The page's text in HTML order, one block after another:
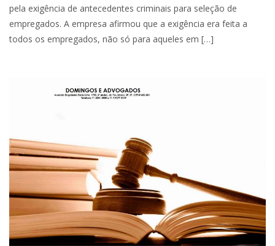
pela exigência de antecedentes criminais para seleção de
empregados. A empresa afirmou que a exigência era feita a
todos os empregados, não só para aqueles em […]